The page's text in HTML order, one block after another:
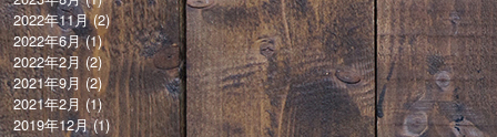
2022年11月(2)
2022年6月(1)
2022年2月(2)
2021年9月(2)
2021年2月(1)
2019年12月(1)